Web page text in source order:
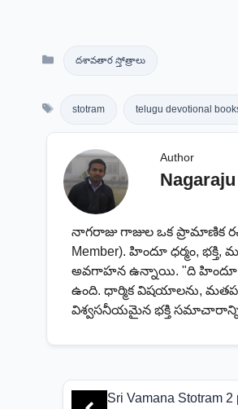
దశావతార స్తోత్రాలు
stotram telugu devotional
Author
నాగరాజు గాజుల ఒక ప్రామాణిక
Member). హిందూ ధర్మం,
అవగాహన ఉన్నాయి. "ది హిందూ
ఉంది. ధార్మిక విషయాలను,
విశ్వసనీయమైన భక్తి
Sri Vamana Stotram 2